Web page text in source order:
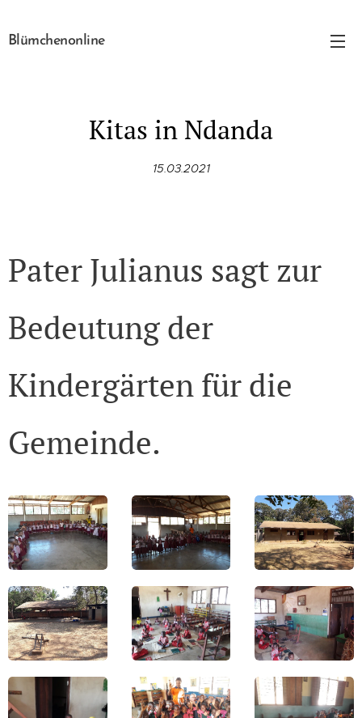
Blümchenonline
Kitas in Ndanda
15.03.2021
Pater Julianus sagt zur
Bedeutung der
Kindergärten für die
Gemeinde.